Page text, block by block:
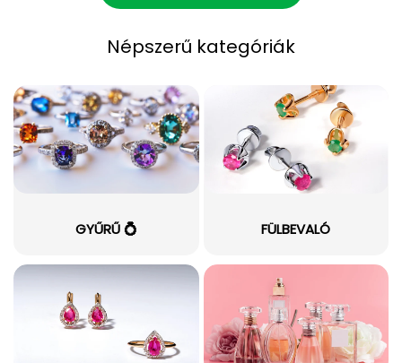
Népszerű kategóriák
GYŰRŰ 💍 FÜLBEVALÓ